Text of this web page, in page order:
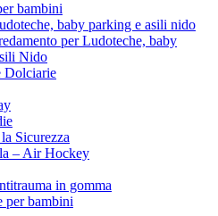
bambini
baby parking e asili nido
per Ludoteche, baby
Nido
Dolciarie
Sicurezza
– Air Hockey
in gomma
per bambini